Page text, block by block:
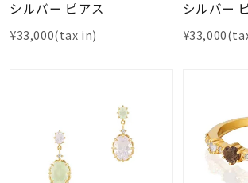
シルバー ピアス
¥33,000(tax in)
シルバー